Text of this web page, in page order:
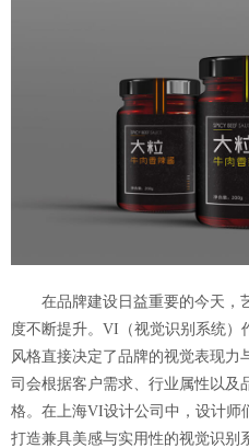
在品牌建设日益重要的今天，
度不断提升。VI（视觉识别系统
风格直接决定了品牌的视觉表现
司会根据客户需求、行业属性以
格。在上海VI设计公司中，设计师
打造兼具美感与实用性的视觉识别